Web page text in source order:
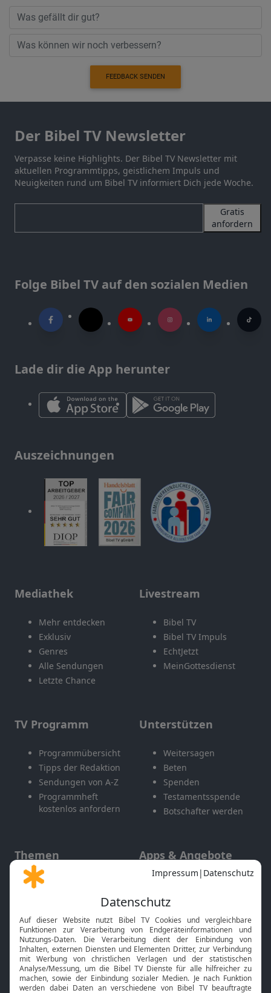
FEEDBACK SENDEN
Der Bibel TV Newsletter
Verpasse keine Highlights. Der Bibel TV Newsletter mit
aktuellen Programmtipps, geistlichem Impuls und
Neuigkeiten rund um Bibel TV informiert Dich jede Woche.
Gratis
anfordern
Folge Bibel TV auf den sozialen Medien
Lade dir die App herunter
Auszeichnungen
Mediathek
Mehr entdecken
Exklusiv
Genres
Alle Sendungen
Letzte Chance
Livestream
Bibel TV
Bibel TV Impuls
EchtJetzt
MeinGottesdienst
TV Programm
Programmübersicht
Tipps der Redaktion
Sendungen von A-Z
Programmheft
kostenlos anfordern
Unterstützen
Weitersagen
Beten
Spenden
Testamentsspende
Botschafter werden
Themen
Gott und Bibel erklärt
Neuigkeiten
Apps & Angebote
Mobile App
Smart TV
HbbTV
Bibelthek Online-Bibel
Nächster Gottesdienst